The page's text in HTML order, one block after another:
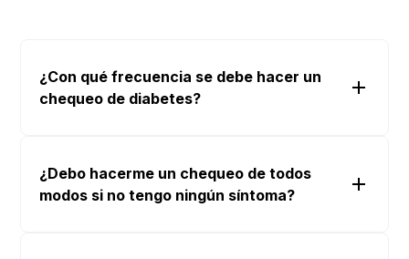
¿Con qué frecuencia se debe hacer un
chequeo de diabetes?
¿Debo hacerme un chequeo de todos
modos si no tengo ningún síntoma?